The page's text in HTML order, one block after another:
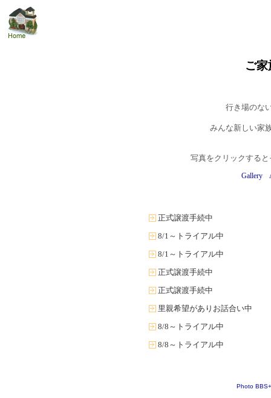
ご
行き場のな
みんな新しい家
写真をクリックする
Gallery
正式譲渡手続中
8/1～トライアル中
8/1～トライアル中
正式譲渡手続中
正式譲渡手続中
里親希望がありお話合い中
8/8～トライアル中
8/8～トライアル中
Photo BBS+